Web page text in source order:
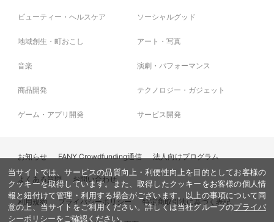
ビューティー・ヘルスケア ソーシャルグッド
地域創生・町おこし アート・写真
音楽 演劇・パフォーマンス
商品開発 テクノロジー・ガジェット
ゲーム・アプリ開発 サービス開発
お知らせ FANY Crowdfunding通信 法人向けプログラム
よくある質問 お問い合わせ
利用規約 プライバシーポリシー 特定商取引法に基づく表記
当サイトでは、サービスの品質向上・利便性向上を目的としてお客様の
クッキーを取得しています。また、取得したクッキーをお客様の個人情
報と紐付けて管理・利用する場合がございます。以上の事項について同
意の上、当サイトをご利用ください。詳しくは当社グループのプライバ
シーポリシーをご確認ください。